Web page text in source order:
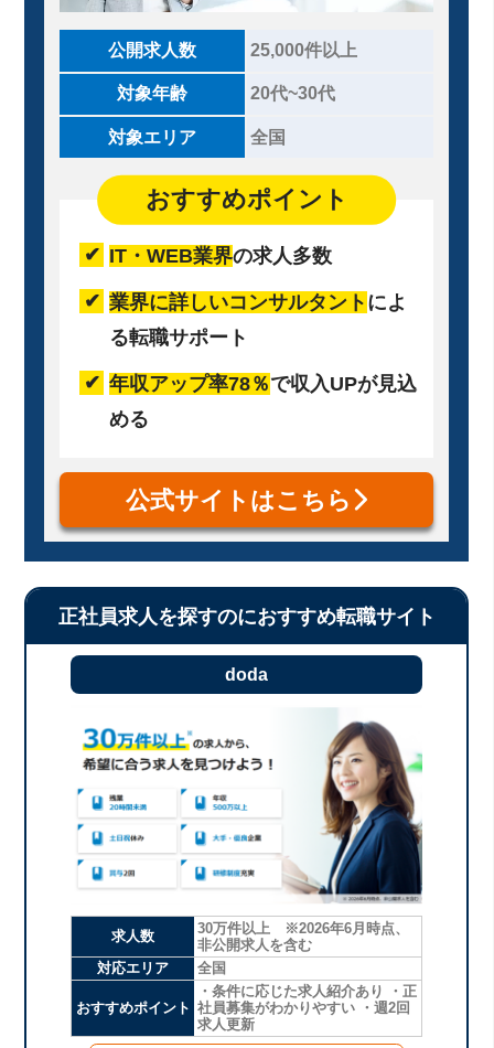
公開求人数 25,000件以上
対象年齢 20代~30代
対象エリア 全国
おすすめポイント
IT・WEB業界の求人多数
業界に詳しいコンサルタント によ
る転職サポート
年収アップ率78％で収入UPが見込
める
公式サイトはこちら
正社員求人を探すのにおすすめ転職サイト
doda
求人数
30万件以上 ※2026年6月時点、
非公開求人を含む
対応エリア
全国
おすすめポイント
・条件に応じた求人紹介あり ・正
社員募集がわかりやすい ・週2回
求人更新